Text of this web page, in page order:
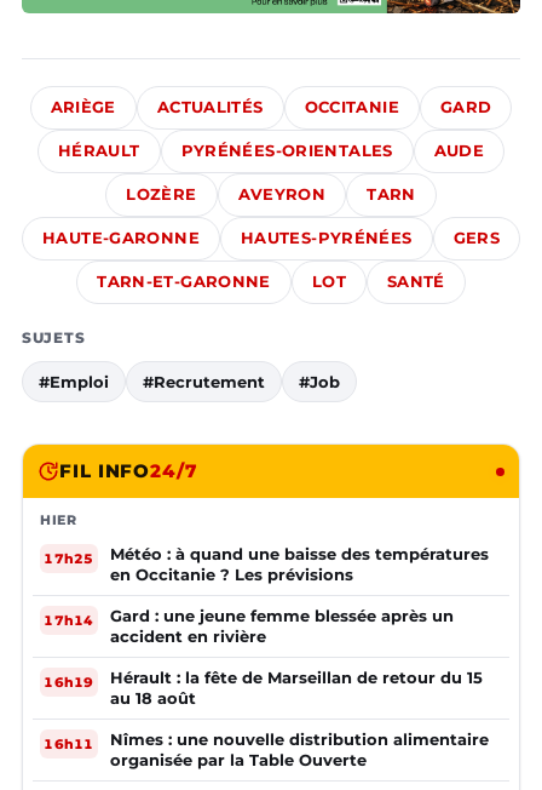
ARIÈGE ACTUALITÉS OCCITANIE GARD
HÉRAULT PYRÉNÉES-ORIENTALES AUDE
LOZÈRE AVEYRON TARN
HAUTE-GARONNE HAUTES-PYRÉNÉES GERS
TARN-ET-GARONNE LOT SANTÉ
SUJETS
#Emploi #Recrutement #Job
FIL INFO24/7
HIER
17h25
Météo : à quand une baisse des températures
en Occitanie ? Les prévisions
17h14
Gard : une jeune femme blessée après un
accident en rivière
16h19
Hérault : la fête de Marseillan de retour du 15
au 18 août
16h11
Nîmes : une nouvelle distribution alimentaire
organisée par la Table Ouverte